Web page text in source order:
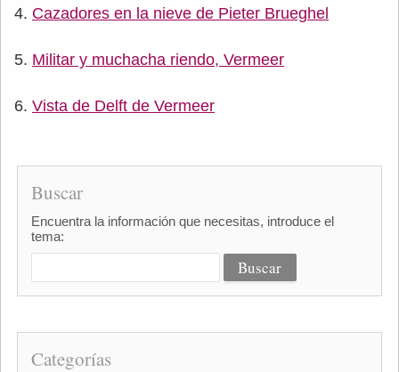
Cazadores en la nieve de Pieter Brueghel
Militar y muchacha riendo, Vermeer
Vista de Delft de Vermeer
Buscar
Encuentra la información que necesitas, introduce el
tema:
Categorías